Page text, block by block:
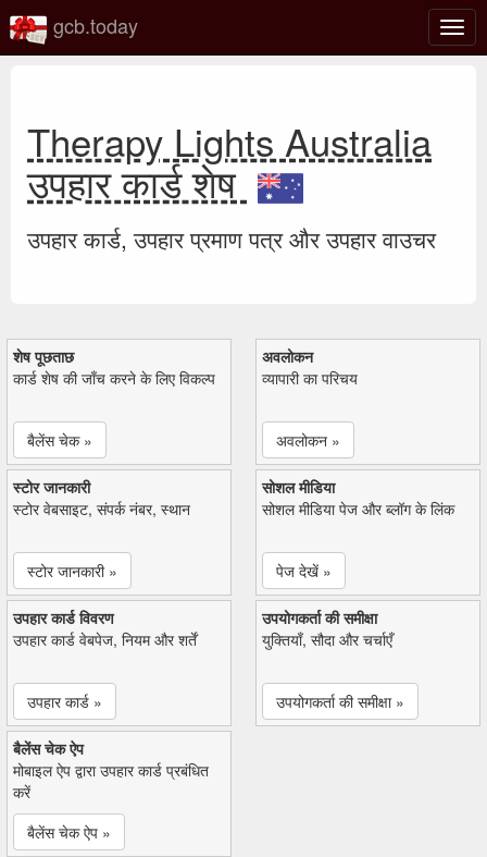
टॉगल
gcb.today
Therapy Lights Australia
उपहार कार्ड शेष
उपहार कार्ड, उपहार प्रमाण पत्र और उपहार वाउचर
शेष पूछताछ
कार्ड शेष की जाँच करने के लिए विकल्प
बैलेंस चेक »
अवलोकन
व्यापारी का परिचय
अवलोकन »
स्टोर जानकारी
स्टोर वेबसाइट, संपर्क नंबर, स्थान
स्टोर जानकारी »
सोशल मीडिया
सोशल मीडिया पेज और ब्लॉग के लिंक
पेज देखें »
उपहार कार्ड विवरण
उपहार कार्ड वेबपेज, नियम और शर्तें
उपहार कार्ड »
उपयोगकर्ता की समीक्षा
युक्तियाँ, सौदा और चर्चाएँ
उपयोगकर्ता की समीक्षा »
बैलेंस चेक ऐप
मोबाइल ऐप द्वारा उपहार कार्ड प्रबंधित
करें
बैलेंस चेक ऐप »